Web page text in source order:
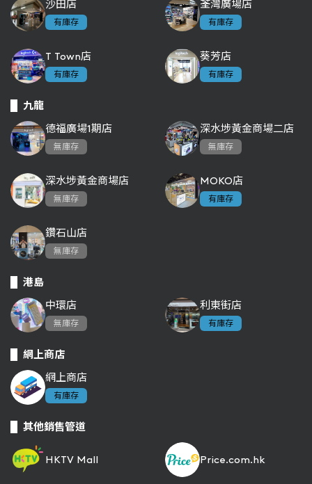
沙田店
有庫存
荃灣廣場店
有庫存
T Town店
有庫存
葵芳店
有庫存
九龍
德福廣場1期店
無庫存
深水埗黃金商場二店
無庫存
深水埗黃金商場店
無庫存
MOKO店
有庫存
鑽石山店
無庫存
港島
中環店
無庫存
利東街店
有庫存
網上商店
網上商店
有庫存
其他銷售管道
HKTV Mall Price.com.hk